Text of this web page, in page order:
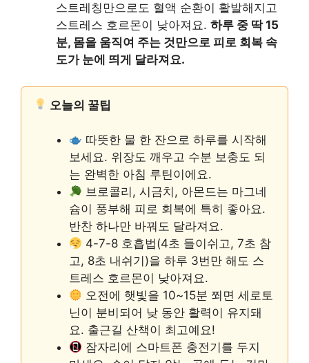
스트레칭만으로도 혈액 순환이 활발해지고
스트레스 호르몬이 낮아져요. 하루 중 딱 15
분, 몸을 움직여 주는 것만으로 피로 회복 속
도가 눈에 띄게 달라져요.
오늘의 꿀팁
따뜻한 물 한 잔으로 하루를 시작해
보세요. 위장도 깨우고 수분 보충도 되
는 완벽한 아침 루틴이에요.
브로콜리, 시금치, 아몬드는 마그네
슘이 풍부해 피로 회복에 특히 좋아요.
반찬 하나만 바꿔도 달라져요.
4-7-8 호흡법(4초 들이쉬고, 7초 참
고, 8초 내쉬기)을 하루 3번만 해도 스
트레스 호르몬이 낮아져요.
오전에 햇빛을 10~15분 쬐면 세로토
닌이 분비되어 낮 동안 활력이 유지돼
요. 출근길 산책이 최고예요!
잠자리에 스마트폰 충전기를 두지